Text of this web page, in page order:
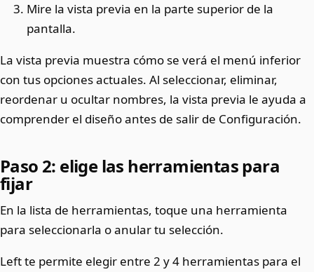
Mire la vista previa en la parte superior de la
pantalla.
La vista previa muestra cómo se verá el menú inferior
con tus opciones actuales. Al seleccionar, eliminar,
reordenar u ocultar nombres, la vista previa le ayuda a
comprender el diseño antes de salir de Configuración.
Paso 2: elige las herramientas para
fijar
En la lista de herramientas, toque una herramienta
para seleccionarla o anular tu selección.
Left te permite elegir entre 2 y 4 herramientas para el